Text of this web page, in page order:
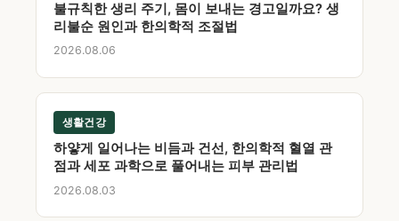
불규칙한 생리 주기, 몸이 보내는 경고일까요? 생
리불순 원인과 한의학적 조절법
2026.08.06
생활건강
하얗게 일어나는 비듬과 건선, 한의학적 혈열 관
점과 세포 과학으로 풀어내는 피부 관리법
2026.08.03